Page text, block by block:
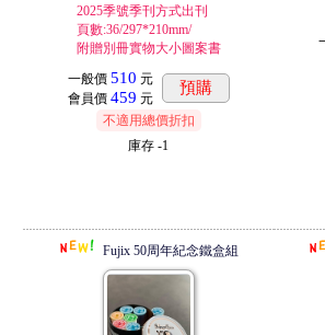
2025季號季刊方式出刊
頁數:36/297*210mm/
附贈別冊實物大小圖案書
一般價 510 元
會員價 459 元
預購
不適用總價折扣
庫存 -1
Fujix 50周年紀念鐵盒組